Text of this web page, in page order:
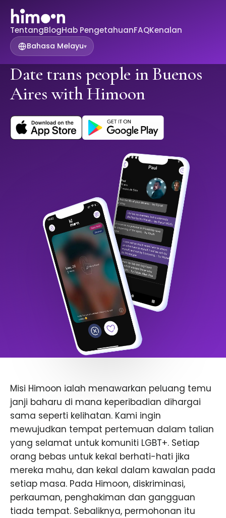
TentangBlogHab PengetahuanFAQKenalan
Bahasa Melayu▾
Date trans people in Buenos
Aires with Himoon
Misi Himoon ialah menawarkan peluang temu
janji baharu di mana keperibadian dihargai
sama seperti kelihatan. Kami ingin
mewujudkan tempat pertemuan dalam talian
yang selamat untuk komuniti LGBT+. Setiap
orang bebas untuk kekal berhati-hati jika
mereka mahu, dan kekal dalam kawalan pada
setiap masa. Pada Himoon, diskriminasi,
perkauman, penghakiman dan gangguan
tiada tempat. Sebaliknya, permohonan itu